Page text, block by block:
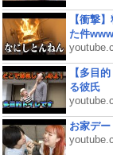
【衝撃
た件
【多目
る彼氏
お家デー